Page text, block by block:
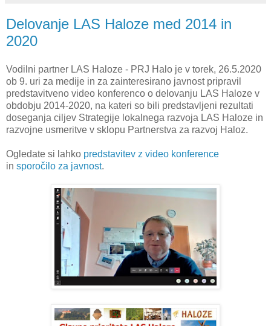
Delovanje LAS Haloze med 2014 in
2020
Vodilni partner LAS Haloze - PRJ Halo je v torek, 26.5.2020
ob 9. uri za medije in za zainteresirano javnost pripravil
predstavitveno video konferenco o delovanju LAS Haloze v
obdobju 2014-2020, na kateri so bili predstavljeni rezultati
doseganja ciljev Strategije lokalnega razvoja LAS Haloze in
razvojne usmeritve v sklopu Partnerstva za razvoj Haloz.
Ogledate si lahko predstavitev z video konference
in sporočilo za javnost.